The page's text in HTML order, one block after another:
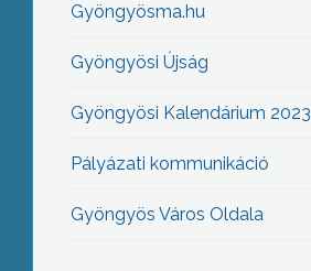
Gyöngyösma.hu
Gyöngyösi Újság
Gyöngyösi Kalendárium 2023
Pályázati kommunikáció
Gyöngyös Város Oldala